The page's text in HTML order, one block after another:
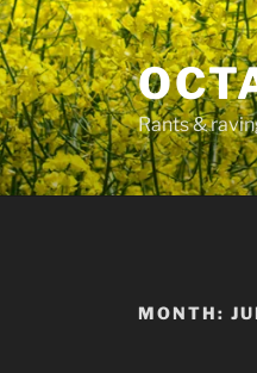
Rants &
MONTH: